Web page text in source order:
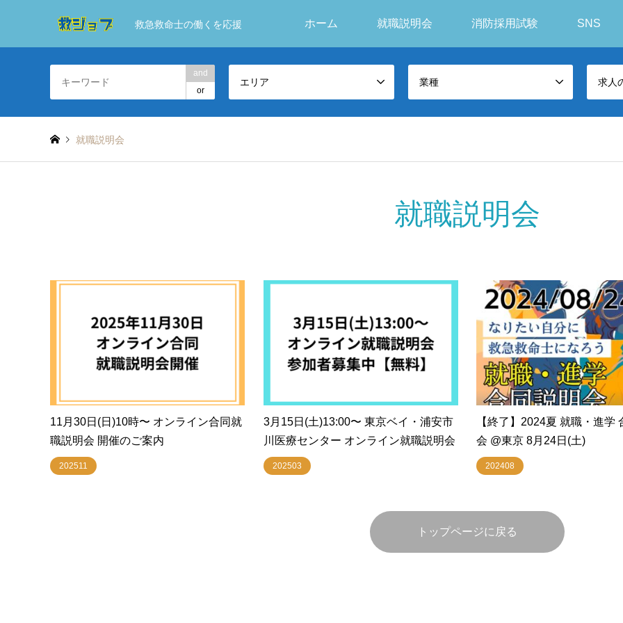
救急救命士の働くを応援 ホーム 就職説明会 消防採用試験 SNS
and
or
エリア 業種 求人
就職説明会
就職説明会
11月30日(日)10時〜 オンライン合同就
職説明会 開催のご案内
202511
3月15日(土)13:00〜 東京ベイ・浦安市
川医療センター オンライン就職説明会
202503
【終了】2024夏 就職・進学
会 @東京 8月24日(土)
202408
トップページに戻る